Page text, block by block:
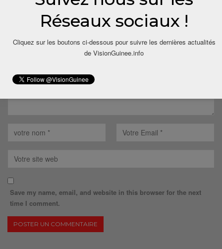
Votre adresse email ne sera pas publiée.
Save my name, email, and website in this browser for the next
time I comment.
Réseaux sociaux !
Cliquez sur les boutons ci-dessous pour suivre les dernières actualités
de VisionGuinee.info